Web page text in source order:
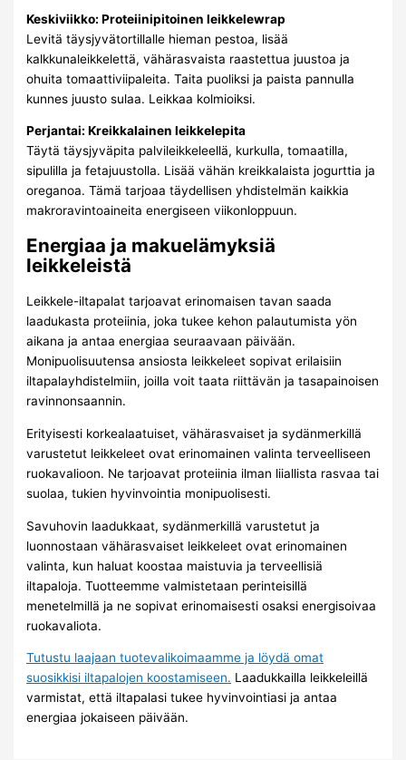
Keskiviikko: Proteiinipitoinen leikkelewrap
Levitä täysjyvätortillalle hieman pestoa, lisää
kalkkunaleikkelettä, vähärasvaista raastettua juustoa ja
ohuita tomaattiviipaleita. Taita puoliksi ja paista pannulla
kunnes juusto sulaa. Leikkaa kolmioiksi.
Perjantai: Kreikkalainen leikkelepita
Täytä täysjyväpita palvileikkeleellä, kurkulla, tomaatilla,
sipulilla ja fetajuustolla. Lisää vähän kreikkalaista jogurttia ja
oreganoa. Tämä tarjoaa täydellisen yhdistelmän kaikkia
makroravintoaineita energiseen viikonloppuun.
Energiaa ja makuelämyksiä
leikkeleistä
Leikkele-iltapalat tarjoavat erinomaisen tavan saada
laadukasta proteiinia, joka tukee kehon palautumista yön
aikana ja antaa energiaa seuraavaan päivään.
Monipuolisuutensa ansiosta leikkeleet sopivat erilaisiin
iltapalayhdistelmiin, joilla voit taata riittävän ja tasapainoisen
ravinnonsaannin.
Erityisesti korkealaatuiset, vähärasvaiset ja sydänmerkillä
varustetut leikkeleet ovat erinomainen valinta terveelliseen
ruokavalioon. Ne tarjoavat proteiinia ilman liiallista rasvaa tai
suolaa, tukien hyvinvointia monipuolisesti.
Savuhovin laadukkaat, sydänmerkillä varustetut ja
luonnostaan vähärasvaiset leikkeleet ovat erinomainen
valinta, kun haluat koostaa maistuvia ja terveellisiä
iltapaloja. Tuotteemme valmistetaan perinteisillä
menetelmillä ja ne sopivat erinomaisesti osaksi energisoivaa
ruokavaliota.
Tutustu laajaan tuotevalikoimaamme ja löydä omat
suosikkisi iltapalojen koostamiseen. Laadukkailla leikkeleillä
varmistat, että iltapalasi tukee hyvinvointiasi ja antaa
energiaa jokaiseen päivään.